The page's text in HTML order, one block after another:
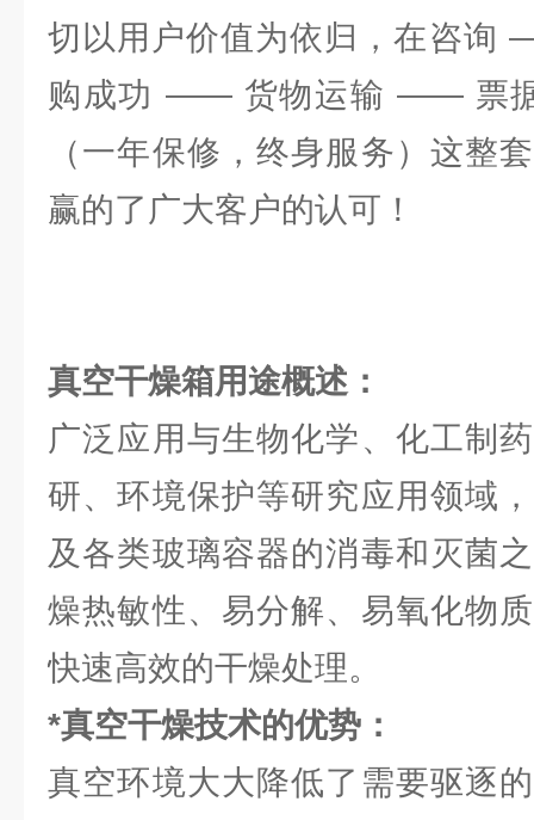
切以用户价值为依归，在咨
购成功 —— 货物运输 —— 票
（一年保修，终身服务）这整
赢的了广大客户的认可！
真空干燥箱用途概述：
广泛应用与生物化学、化工制
研、环境保护等研究应用领域
及各类玻璃容器的消毒和灭菌
燥热敏性、易分解、易氧化物
快速高效的干燥处理。
*真空干燥技术的优势：
真空环境大大降低了需要驱逐